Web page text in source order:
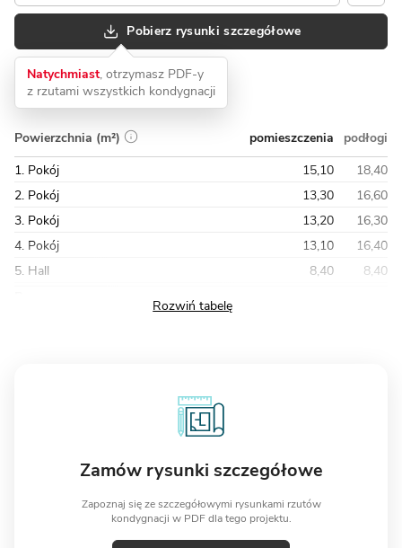
Pobierz rysunki szczegółowe
Natychmiast, otrzymasz PDF-y
z rzutami wszystkich kondygnacji
Powierzchnia (m²) pomieszczenia
podłogi
1. Pokój
15,10
18,40
2. Pokój
13,30
16,60
3. Pokój
13,20
16,30
4. Pokój
13,10
16,40
5. Hall
8,40
8,40
Zamów rysunki szczegółowe
Zapoznaj się ze szczegółowymi rysunkami rzutów
kondygnacji w PDF dla tego projektu.